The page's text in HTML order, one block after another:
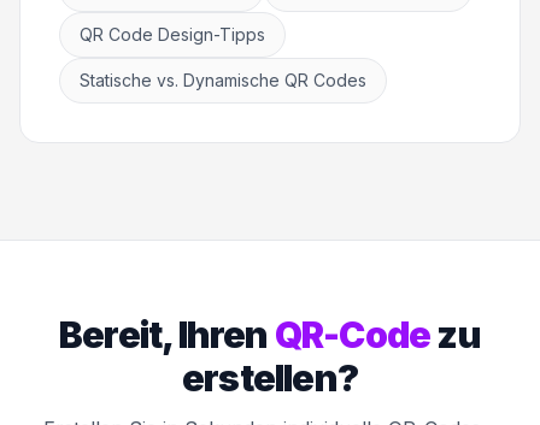
QR Code Design-Tipps
Statische vs. Dynamische QR Codes
Bereit, Ihren QR-Codezu
erstellen?